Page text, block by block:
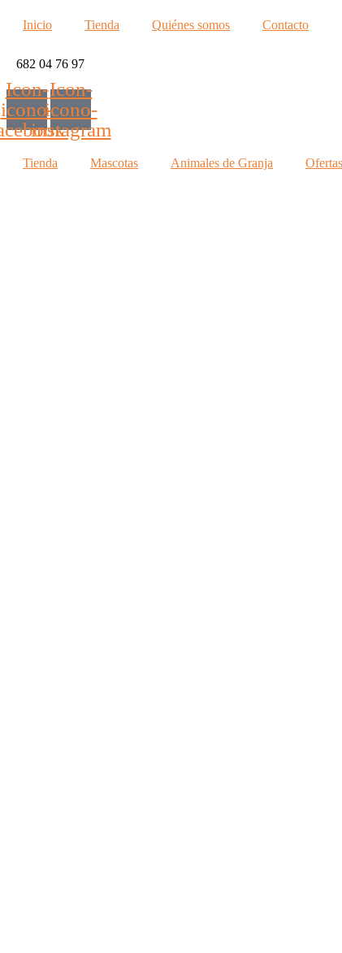
Inicio Tienda Quiénes somos Contacto
682 04 76 97
Icon-
icono-
Icon-
icono-
instagram
Tienda Mascotas Animales de Granja Ofertas